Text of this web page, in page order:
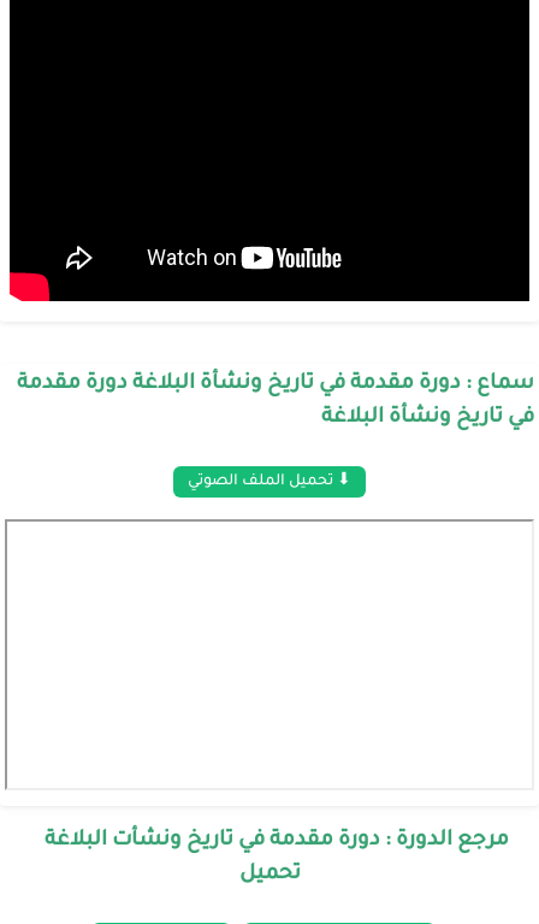
سماع : دورة مقدمة في تاريخ ونشأة البلاغة دورة مقدمة
في تاريخ ونشأة البلاغة
⬇ تحميل الملف الصوتي
مرجع الدورة : دورة مقدمة في تاريخ ونشأت البلاغة
تحميل